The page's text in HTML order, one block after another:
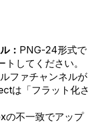
： PNG-24形式で
してください。
ファチャンネルが
は「フラット化さ
の不一致でアップ